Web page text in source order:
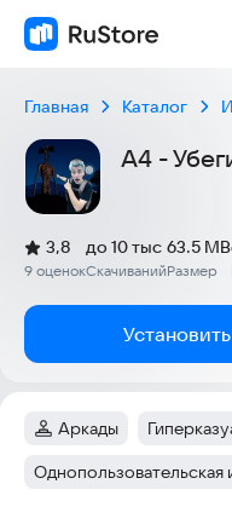
Главная Каталог
А4 -
Рейтинг:
3,8
(
9 оценок
)
Скачиваний
до 10 тыс
Размер
63.5 MB
Категория:
Аркады Тег:
Тег:
Однопользовательская